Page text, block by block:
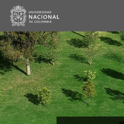
Saltar
contenido